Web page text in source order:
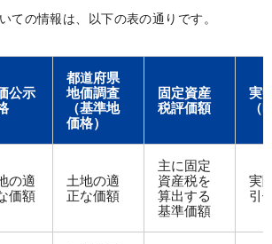
ての情報は、以下の表の通りです。
公示
都道府県
地価調査
（基準地
価格）
固定資産
税評価額
実
（
の適
価額
土地の適
正な価額
主に固定
資産税を
算出する
基準価額
実
引